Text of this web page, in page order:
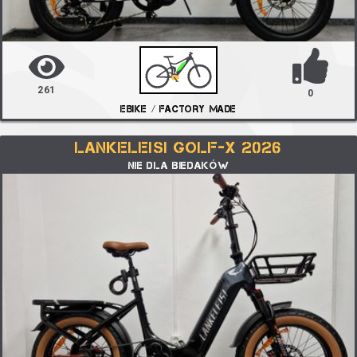
261
EBIKE / FACTORY MADE
0
LANKELEISI GOLF-X 2026
NIE DLA BIEDAKÓW